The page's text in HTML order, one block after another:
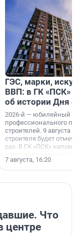
ГЭС, марки,
ВВП: в ГК «ПСК»
об истории Дня
2026-й — юбилейный
профессионального
строителей. 9 августа
строителя будет
раз. В ГК «ПСК»
поменялась роль
7 августа, 16:20
Что
центре